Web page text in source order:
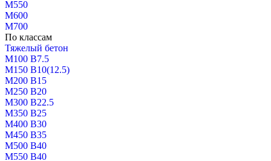
М550
М600
М700
По классам
Тяжелый бетон
М100 В7.5
М150 В10(12.5)
М200 В15
М250 В20
М300 В22.5
М350 В25
М400 В30
М450 В35
М500 В40
М550 В40